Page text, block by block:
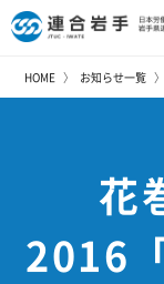
HOME お知らせ一覧
花
2016